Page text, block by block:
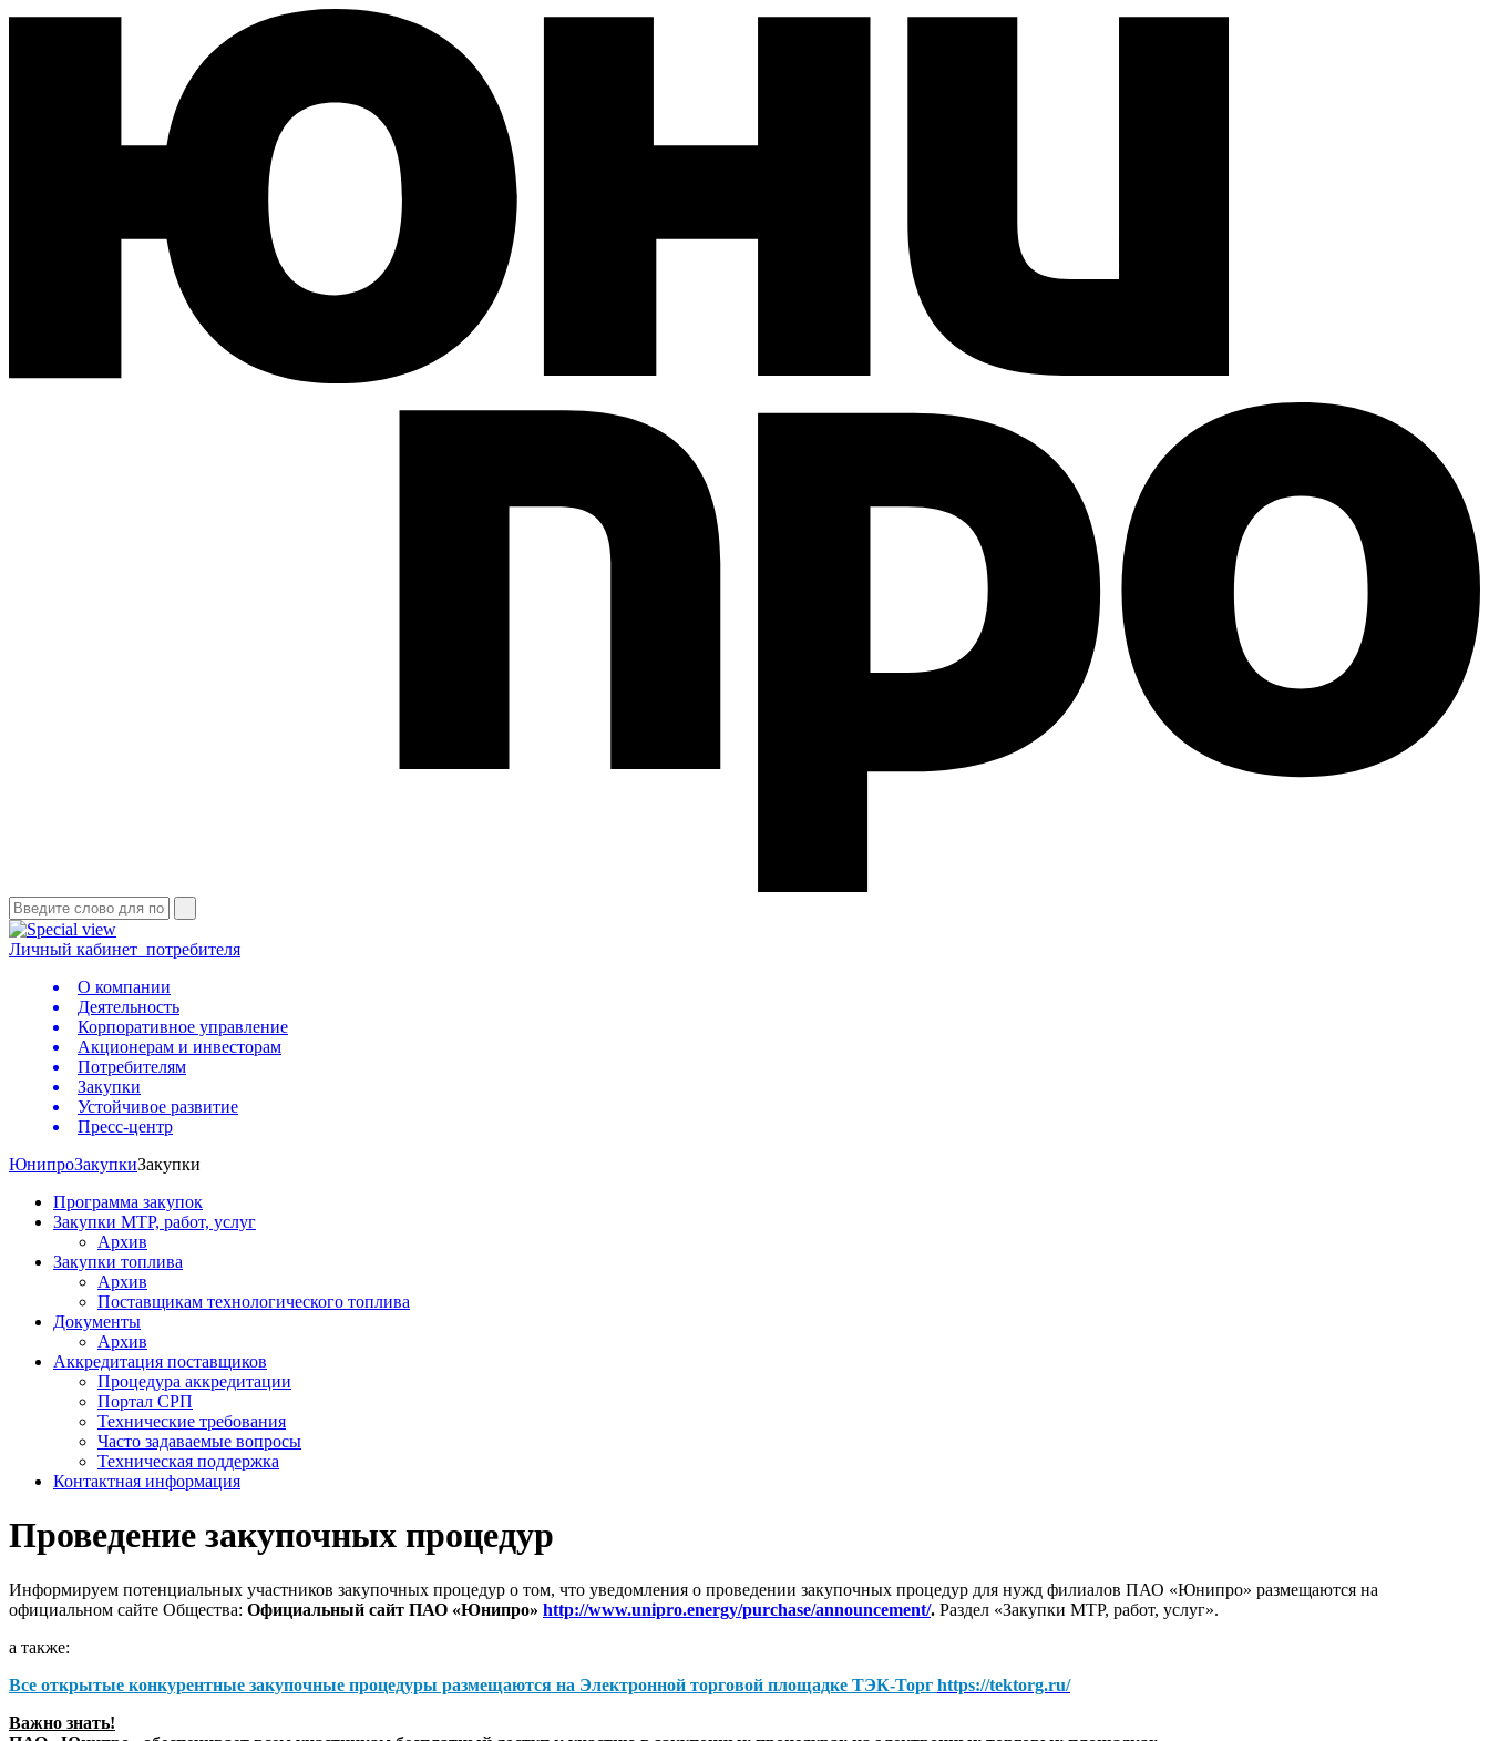
Личный кабинет потребителя
О компании
Деятельность
Корпоративное управление
Акционерам и инвесторам
Потребителям
Закупки
Устойчивое развитие
Пресс-центр
ЮнипроЗакупкиЗакупки
Программа закупок
Закупки МТР, работ, услуг
Архив
Закупки топлива
Архив
Поставщикам технологического топлива
Документы
Архив
Аккредитация поставщиков
Процедура аккредитации
Портал СРП
Технические требования
Часто задаваемые вопросы
Техническая поддержка
Контактная информация
Проведение закупочных процедур
Информируем потенциальных участников закупочных процедур о том, что уведомления о проведении закупочных процедур для нужд филиалов ПАО «Юнипро» размещаются на
официальном сайте Общества: Официальный сайт ПАО «Юнипро» http://www.unipro.energy/purchase/announcement/. Раздел «Закупки МТР, работ, услуг».
а также:
Все открытые конкурентные закупочные процедуры размещаются на Электронной торговой площадке ТЭК-Торг https://tektorg.ru/
Важно знать!